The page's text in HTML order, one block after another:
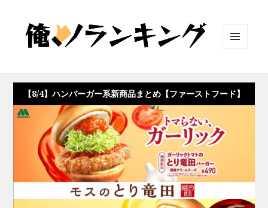
ット
【8/4】ハンバーガー系新商品まとめ【ファーストフード】